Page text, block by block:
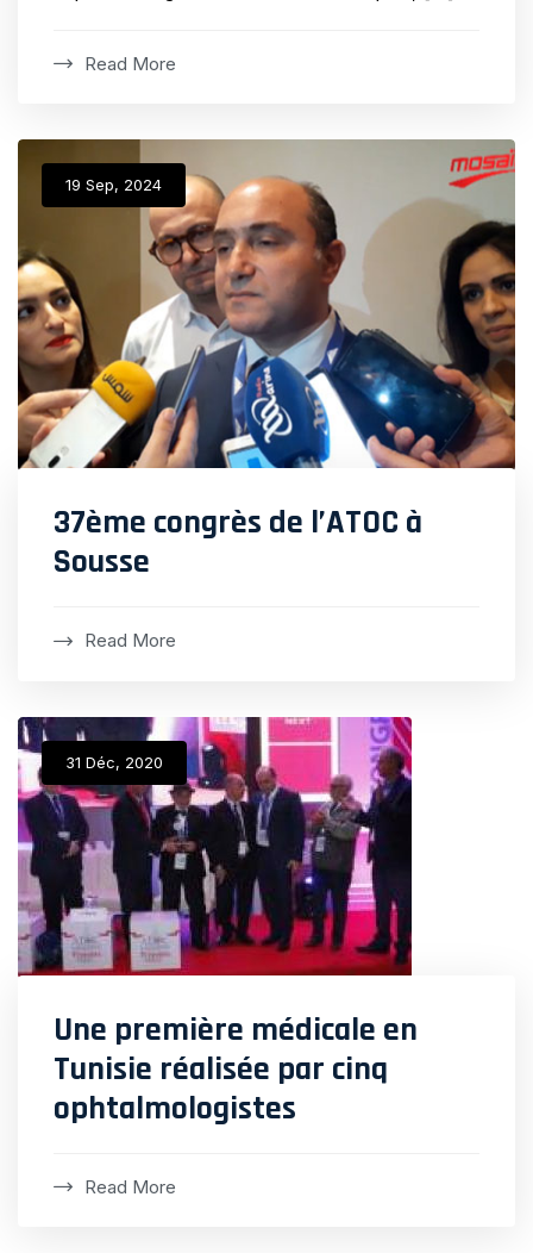
Read More
19 Sep, 2024
37ème congrès de l’ATOC à
Sousse
Read More
31 Déc, 2020
Une première médicale en
Tunisie réalisée par cinq
ophtalmologistes
Read More